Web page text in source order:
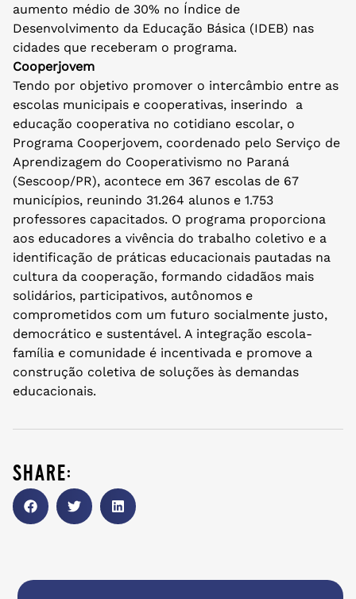
aumento médio de 30% no Índice de
Desenvolvimento da Educação Básica (IDEB) nas
cidades que receberam o programa.
Cooperjovem
Tendo por objetivo promover o intercâmbio entre as
escolas municipais e cooperativas, inserindo a
educação cooperativa no cotidiano escolar, o
Programa Cooperjovem, coordenado pelo Serviço de
Aprendizagem do Cooperativismo no Paraná
(Sescoop/PR), acontece em 367 escolas de 67
municípios, reunindo 31.264 alunos e 1.753
professores capacitados. O programa proporciona
aos educadores a vivência do trabalho coletivo e a
identificação de práticas educacionais pautadas na
cultura da cooperação, formando cidadãos mais
solidários, participativos, autônomos e
comprometidos com um futuro socialmente justo,
democrático e sustentável. A integração escola-
família e comunidade é incentivada e promove a
construção coletiva de soluções às demandas
educacionais.
share: